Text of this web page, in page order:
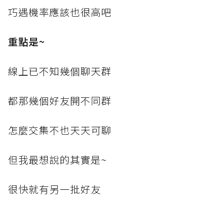
巧遇機率應該也很高吧
重點是~
線上已不知幾個聊天群
都那幾個好友開不同群
怎麼交集不也天天可聊
但我最想說的其實是~
很快就有另一批好友